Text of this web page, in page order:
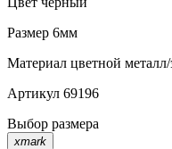
Размер 6мм
Материал цветной
Артикул 69196
Выбор размера
xmark